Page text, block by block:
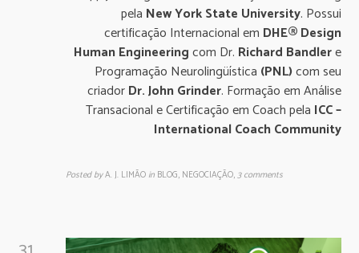
pela New York State University. Possui
certificação Internacional em DHE® Design
Human Engineeringcom Dr. Richard Bandlere
Programação Neurolingüística (PNL)com seu
criadorDr. John Grinder. Formação em Análise
Transacional e Certificação em Coach pela ICC –
International Coach Community
Posted byA. J. LIMÃO in BLOG, NEGOCIAÇÃO,3 comments